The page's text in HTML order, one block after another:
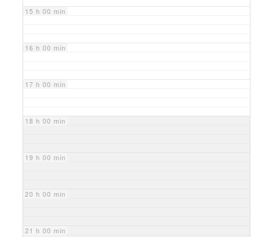
15 h 00 min
16 h 00 min
17 h 00 min
18 h 00 min
19 h 00 min
20 h 00 min
21 h 00 min